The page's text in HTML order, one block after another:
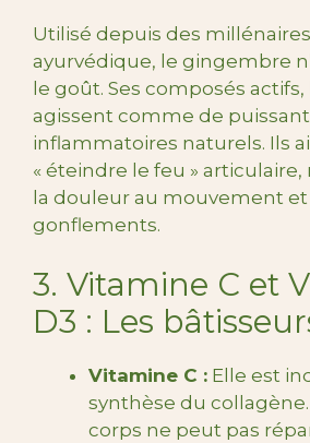
Utilisé depuis des
ayurvédique, le gingembre
le goût. Ses composés
agissent comme de
inflammatoires naturels. Ils
« éteindre le feu »
la douleur au mouvement et
gonflements.
3. Vitamine C et
D3 : Les
Vitamine C : Elle est
synthèse du
corps ne peut pas